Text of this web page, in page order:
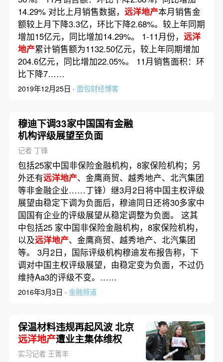
14.29% 对比上月销售数据， 远洋地产本月销售金
额较上月下降3.3亿，环比下降2.68%。较上年同期
增加15亿元，同比增加14.29%。 1-11月份， 远洋
地产累计销售额为1132.50亿元，较上年同期增加
204.6亿元，同比增加22.05%。 11月销售面积：环
比下降7……
2019年12月25日 · 面包财经博客
穆迪下调33家中国国有金融
机构评级展望至负面
记者 丁锋
包括25家中国非保险金融机构，8家保险机构；另
外还有远洋地产、金鹰商贸、越秀地产、北汽集团
等非金融企业……丁锋）继3月2日将中国主权评级
展望由稳定下调为负面后，穆迪同日还将30多家中
国国有企业的评级展望从稳定调整为负面。 这其
中包括25 家中国非保险金融机构，8家保险机构，
以及远洋地产、金鹰商贸、越秀地产、北汽集团
等。 3月2日，国际评级机构穆迪发布报告称，下
调对中国主权评级展望，由稳定变为负面，不过仍
维持Aa3的评级不变。……
2016年3月3日 · 金融频道
保温材料违规再起风波 北京
远洋地产遭业主集体维权
实习记者 王箐丰